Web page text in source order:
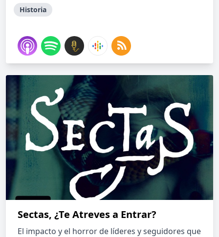
Historia
Sectas, ¿Te Atreves a Entrar?
El impacto y el horror de líderes y seguidores que